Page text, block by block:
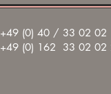
+49 (0) 40 / 33 02 02
+49 (0) 162 33 02 02